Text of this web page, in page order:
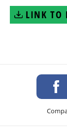
LINK TO